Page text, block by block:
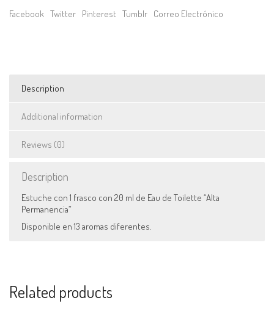
Facebook Twitter Pinterest Tumblr Correo Electrónico
Description
Additional information
Reviews (0)
Description
Estuche con 1 frasco con 20 ml de Eau de Toilette “Alta
Permanencia”
Disponible en 13 aromas diferentes.
Related products